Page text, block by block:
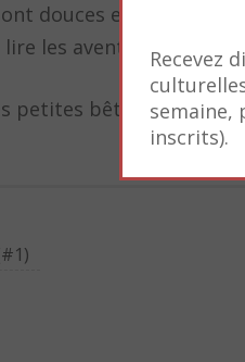
douces et chaudes,
les aventures des
petites bêtes jaunes,
Recevez
semaine,
inscrits).